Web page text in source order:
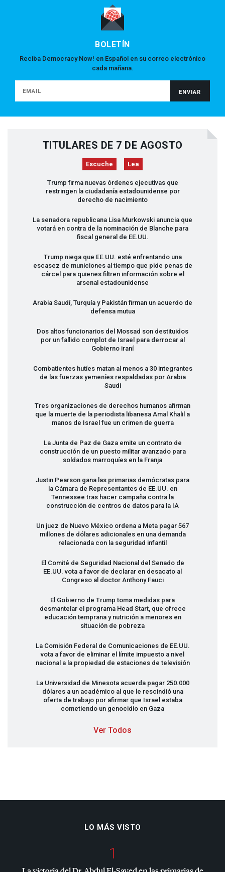
BOLETÍN
Reciba Democracy Now! en Español en su correo electrónico
cada mañana.
TITULARES DE 7 DE AGOSTO
Escuche Lea
Trump firma nuevas órdenes ejecutivas que
restringen la ciudadanía estadounidense por
derecho de nacimiento
La senadora republicana Lisa Murkowski anuncia que
votará en contra de la nominación de Blanche para
fiscal general de EE.UU.
Trump niega que EE.UU. esté enfrentando una
escasez de municiones al tiempo que pide penas de
cárcel para quienes filtren información sobre el
arsenal estadounidense
Arabia Saudí, Turquía y Pakistán firman un acuerdo de
defensa mutua
Dos altos funcionarios del Mossad son destituidos
por un fallido complot de Israel para derrocar al
Gobierno iraní
Combatientes hutíes matan al menos a 30 integrantes
de las fuerzas yemeníes respaldadas por Arabia
Saudí
Tres organizaciones de derechos humanos afirman
que la muerte de la periodista libanesa Amal Khalil a
manos de Israel fue un crimen de guerra
La Junta de Paz de Gaza emite un contrato de
construcción de un puesto militar avanzado para
soldados marroquíes en la Franja
Justin Pearson gana las primarias demócratas para
la Cámara de Representantes de EE.UU. en
Tennessee tras hacer campaña contra la
construcción de centros de datos para la IA
Un juez de Nuevo México ordena a Meta pagar 567
millones de dólares adicionales en una demanda
relacionada con la seguridad infantil
El Comité de Seguridad Nacional del Senado de
EE.UU. vota a favor de declarar en desacato al
Congreso al doctor Anthony Fauci
El Gobierno de Trump toma medidas para
desmantelar el programa Head Start, que ofrece
educación temprana y nutrición a menores en
situación de pobreza
La Comisión Federal de Comunicaciones de EE.UU.
vota a favor de eliminar el límite impuesto a nivel
nacional a la propiedad de estaciones de televisión
La Universidad de Minesota acuerda pagar 250.000
dólares a un académico al que le rescindió una
oferta de trabajo por afirmar que Israel estaba
cometiendo un genocidio en Gaza
Ver Todos
LO MÁS VISTO
1